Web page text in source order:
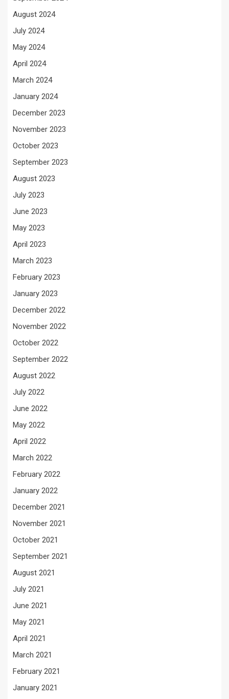
August 2024
July 2024
May 2024
April 2024
March 2024
January 2024
December 2023
November 2023
October 2023
September 2023
August 2023
July 2023
June 2023
May 2023
April 2023
March 2023
February 2023
January 2023
December 2022
November 2022
October 2022
September 2022
August 2022
July 2022
June 2022
May 2022
April 2022
March 2022
February 2022
January 2022
December 2021
November 2021
October 2021
September 2021
August 2021
July 2021
June 2021
May 2021
April 2021
March 2021
February 2021
January 2021